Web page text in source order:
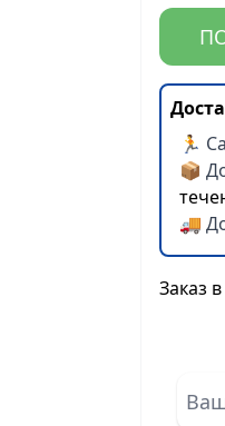
🏃
📦
🚚
Заказ